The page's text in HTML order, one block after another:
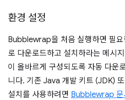
환경 설정
Bubblewrap을 처음 실행하면 필
로 다운로드하고 설치하라는 메시
이 올바르게 구성되도록 자동 다운
니다. 기존 Java 개발 키트 (JDK)
설치를 사용하려면 Bubblewrap 문